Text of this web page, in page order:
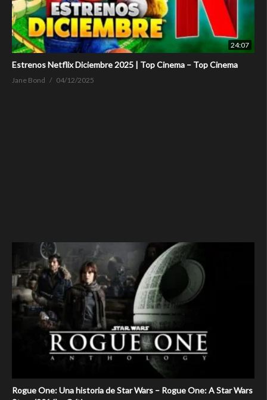
24:07
Estrenos Netflix Diciembre 2025 | Top Cinema – Top Cinema
Jane Bond 04/12/2025
Rogue One: Una historia de Star Wars – Rogue One: A Star Wars